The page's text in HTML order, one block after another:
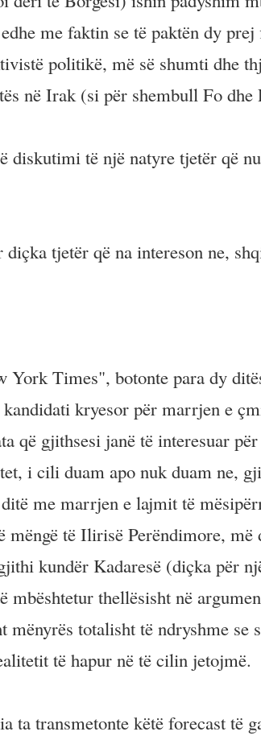
me faktin se të paktën dy prej
politikë, më së shumti dhe
në Irak (si për shembull Fo dhe
diskutimi të një natyre tjetër që
tjetër që na intereson ne,
York Times", botonte para dy
kryesor për marrjen e
që gjithsesi janë të interesuar
i cili duam apo nuk duam ne,
me marrjen e lajmit të
të Ilirisë Perëndimore, më
kundër Kadaresë (diçka për
mbështetur thellësisht në
mënyrës totalisht të ndryshme se
të hapur në të cilin jetojmë.
ta transmetonte këtë forecast të